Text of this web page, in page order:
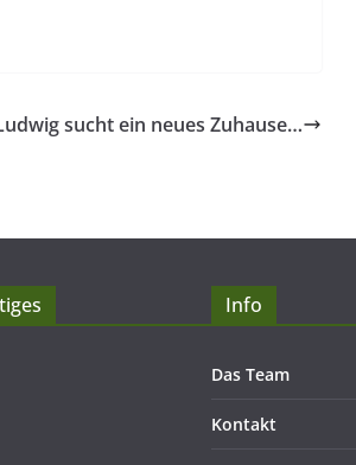
sucht ein neues Zuhause…
Info
Das Team
Kontakt